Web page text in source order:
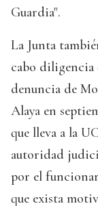
Guardia".
La Junta
cabo diligencia
denuncia de
Alaya en
que lleva a la
autoridad
por el
que exista